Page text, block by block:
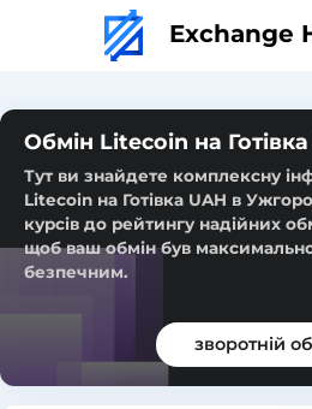
Exchange
Обмін Litecoin на
Тут ви знайдете комплексну
Litecoin на Готівка UAH в
курсів до рейтингу надійних
щоб ваш обмін був
безпечним.
зворотній